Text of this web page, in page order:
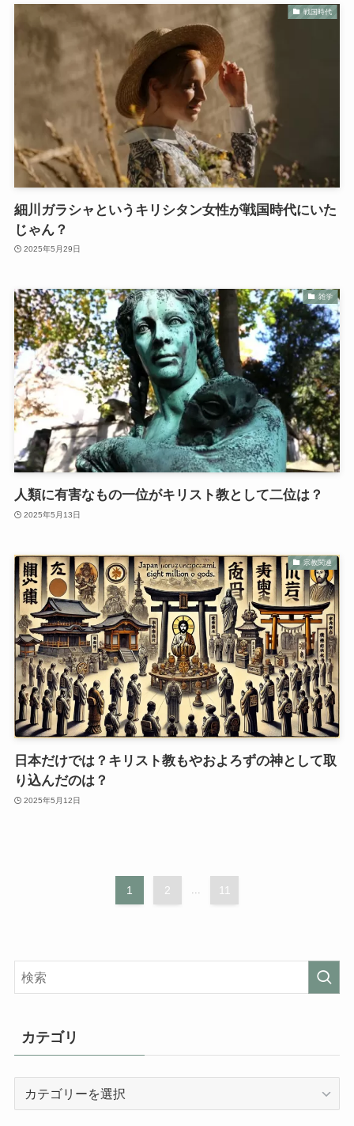
戦国時代
細川ガラシャというキリシタン女性が戦国時代にいた
じゃん？
2025年5月29日
雑学
人類に有害なもの一位がキリスト教として二位は？
2025年5月13日
宗教関連
日本だけでは？キリスト教もやおよろずの神として取
り込んだのは？
2025年5月12日
1 2 ... 11
カテゴリ